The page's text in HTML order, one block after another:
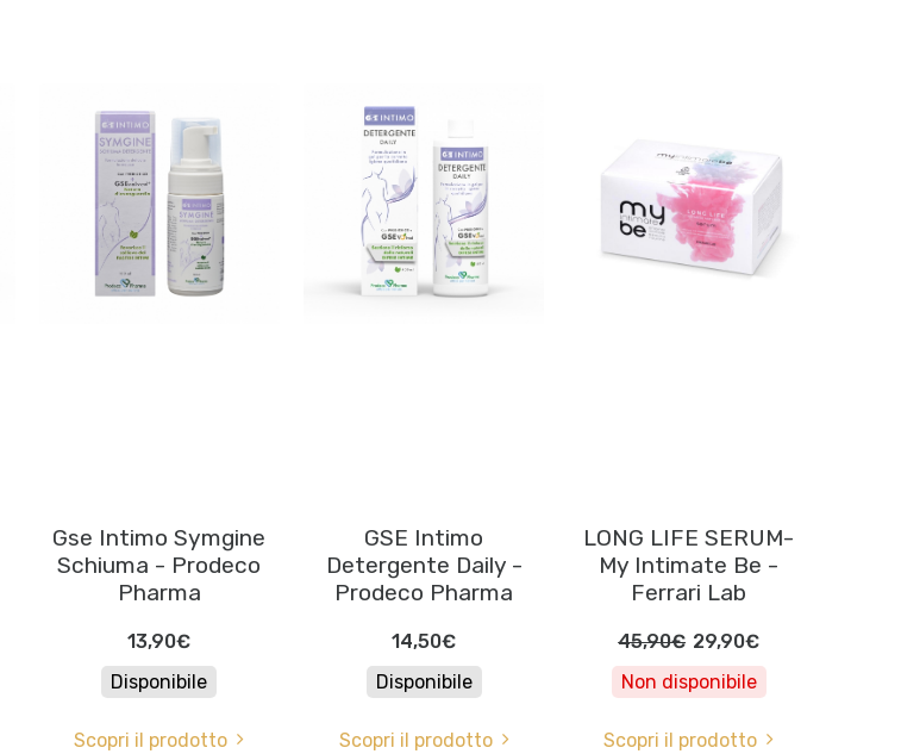
Gse Intimo Symgine
Schiuma - Prodeco
Pharma
13,90€
Disponibile
Scopri il prodotto
GSE Intimo
Detergente Daily -
Prodeco Pharma
14,50€
Disponibile
Scopri il prodotto
LONG LIFE SERUM-
My Intimate Be -
Ferrari Lab
45,90€ 29,90€
Non disponibile
Scopri il prodotto